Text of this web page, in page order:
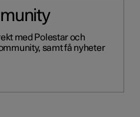
med Polestar och
samt få nyheter